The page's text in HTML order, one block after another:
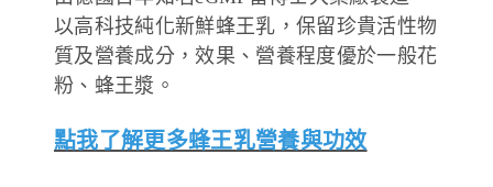
以高科技純化新鮮蜂王乳，保留珍貴活性物
質及營養成分，效果、營養程度優於一般花
粉、蜂王漿。
點我了解更多蜂王乳營養與功效